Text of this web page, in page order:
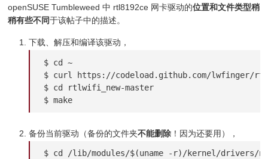
openSUSE Tumbleweed 中 rtl8192ce 网卡驱动的位置和文件类型稍
稍有些不同于该帖子中的描述。
下载、解压和编译该驱动，
$ cd ~
$ curl https://codeload.github.com/lwfinger/
$ cd rtlwifi_new-master
$ make
备份当前驱动（备份的文件夹不能删除 ！因为还要用），
$ cd /lib/modules/$(uname -r)/kernel/drivers/